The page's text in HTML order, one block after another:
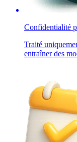
Confidentialité
Traité
entraîner des